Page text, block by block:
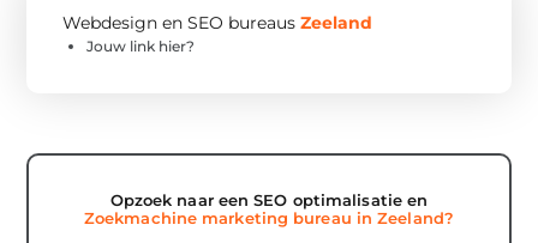
Webdesign en SEO bureausZeeland
Jouw link hier?
Opzoek naar een SEO optimalisatie en
Zoekmachine marketing bureau in Zeeland?